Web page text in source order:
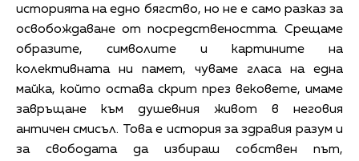
историята на едно бягство, но не е само разказ за
освобождаване от посредствеността. Срещаме
образите, символите и картините на
колективната ни памет, чуваме гласа на една
майка, който остава скрит през вековете, имаме
завръщане към душевния живот в неговия
античен смисъл. Това е история за здравия разум и
за свободата да избираш собствен път,